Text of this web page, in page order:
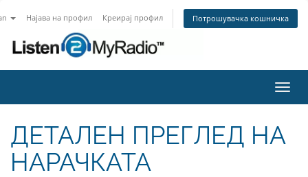
Најава на профил Креирај профил Потрошувачка кошничка
ја
ДЕТАЛЕН ПРЕГЛЕД НА
НАРАЧКАТА